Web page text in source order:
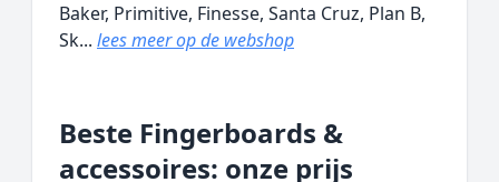
Baker, Primitive, Finesse, Santa Cruz, Plan B,
Sk... lees meer op de webshop
Beste Fingerboards &
accessoires: onze prijs